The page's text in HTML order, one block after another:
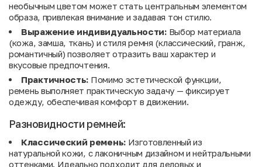
необычным цветом может стать центральным элементом
образа, привлекая внимание и задавая тон стилю.
Выражение индивидуальности:Выбор материала
(кожа, замша, ткань) и стиля ремня (классический, гранж,
романтичный) позволяет отразить ваш характер и
вкусовые предпочтения.
Практичность: Помимо эстетической функции,
ремень выполняет практическую задачу — фиксирует
одежду, обеспечивая комфорт в движении.
Разновидности ремней:
Классический ремень: Изготовленный из
натуральной кожи, с лаконичным дизайном и нейтральными
оттенками. Идеально подходит для деловых и